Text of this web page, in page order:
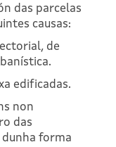
das parcelas
causas:
de
edificadas.
non
das
forma